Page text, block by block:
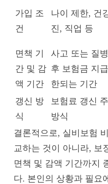
가입 조
건
나이 제한, 건
진, 직업 등
면책 기
간 및 감
액 기간
사고 또는 질
후 보험금 지
한되는 기간
갱신 방
식
보험료 갱신
방식
결론적으로, 실비보험
교하는 것이 아니라, 보
면책 및 감액 기간까지
다. 본인의 상황과 필요